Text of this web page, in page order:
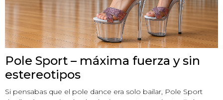
Pole Sport – máxima fuerza y sin
estereotipos
Si pensabas que el pole dance era solo bailar, Pole Sport